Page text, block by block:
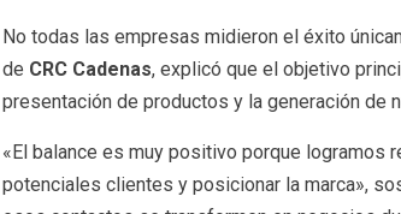
No todas las empresas midieron el éxito
de CRC Cadenas, explicó que el objetivo
presentación de productos y la generación de
«El balance es muy positivo porque logramos
potenciales clientes y posicionar la marca»,